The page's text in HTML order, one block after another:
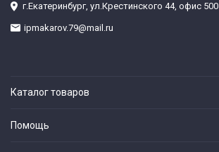
г.Екатеринбург, ул.Крестинского 44, офис 500
ipmakarov.79@mail.ru
Каталог товаров
Помощь